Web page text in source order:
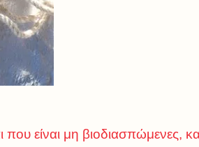
είναι μη βιοδιασπώμενες,